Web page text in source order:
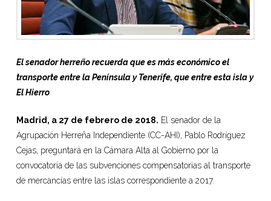
El senador herreño recuerda que es más económico el
transporte entre la Península y Tenerife, que entre esta isla y
El Hierro
Madrid, a 27 de febrero de 2018. El senador de la
Agrupación Herreña Independiente (CC-AHI), Pablo Rodríguez
Cejas, preguntará en la Cámara Alta al Gobierno por la
convocatoria de las subvenciones compensatorias al transporte
de mercancías entre las islas correspondiente a 2017.